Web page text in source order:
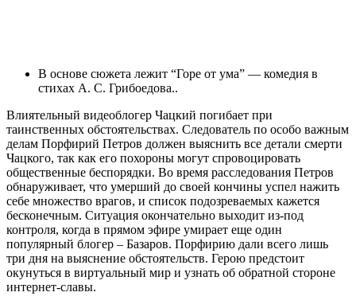
В основе сюжета лежит “Горе от ума” — комедия в
стихах А. С. Грибоедова..
Влиятельный видеоблогер Чацкий погибает при
таинственных обстоятельствах. Следователь по особо важным
делам Порфирий Петров должен выяснить все детали смерти
Чацкого, так как его похороны могут спровоцировать
общественные беспорядки. Во время расследования Петров
обнаруживает, что умерший до своей кончины успел нажить
себе множество врагов, и список подозреваемых кажется
бесконечным. Ситуация окончательно выходит из-под
контроля, когда в прямом эфире умирает еще один
популярный блогер – Базаров. Порфирию дали всего лишь
три дня на выяснение обстоятельств. Герою предстоит
окунуться в виртуальный мир и узнать об обратной стороне
интернет-славы.